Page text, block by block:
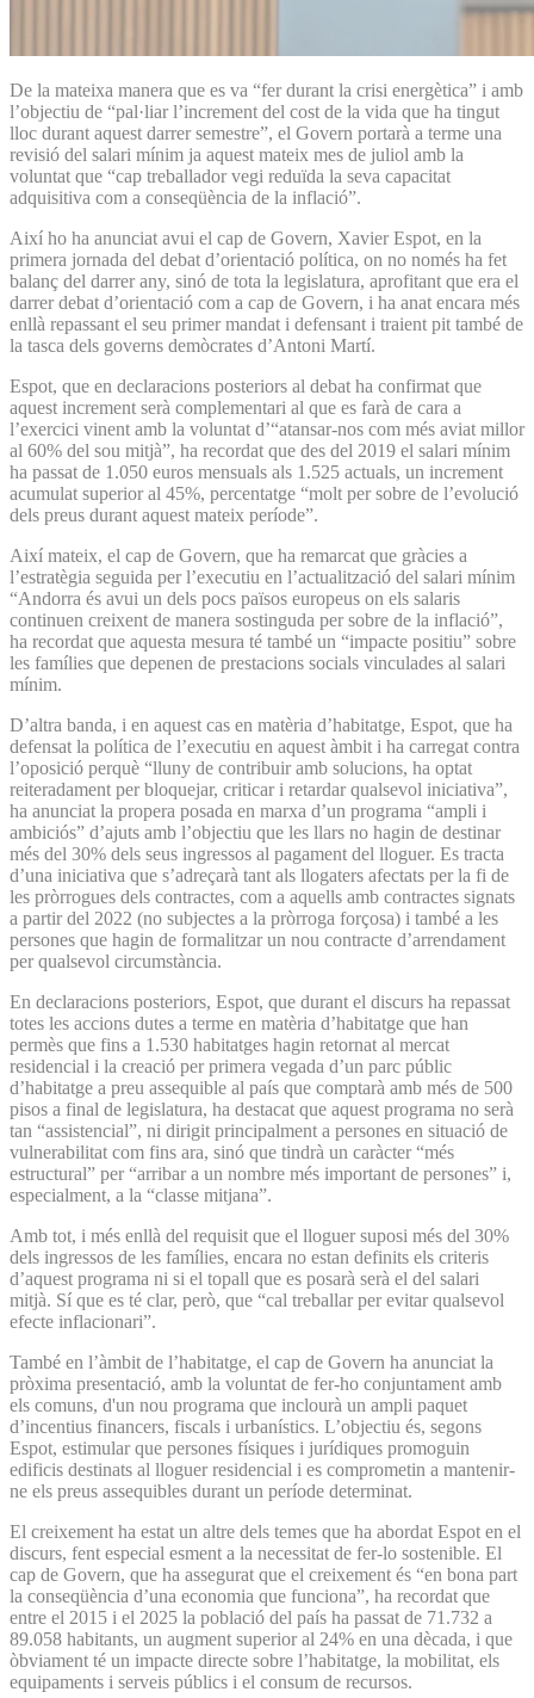
De la mateixa manera que es va “fer durant la crisi energètica” i amb
l’objectiu de “pal·liar l’increment del cost de la vida que ha tingut
lloc durant aquest darrer semestre”, el Govern portarà a terme una
revisió del salari mínim ja aquest mateix mes de juliol amb la
voluntat que “cap treballador vegi reduïda la seva capacitat
adquisitiva com a conseqüència de la inflació”.
Així ho ha anunciat avui el cap de Govern, Xavier Espot, en la
primera jornada del debat d’orientació política, on no només ha fet
balanç del darrer any, sinó de tota la legislatura, aprofitant que era el
darrer debat d’orientació com a cap de Govern, i ha anat encara més
enllà repassant el seu primer mandat i defensant i traient pit també de
la tasca dels governs demòcrates d’Antoni Martí.
Espot, que en declaracions posteriors al debat ha confirmat que
aquest increment serà complementari al que es farà de cara a
l’exercici vinent amb la voluntat d’“atansar-nos com més aviat millor
al 60% del sou mitjà”, ha recordat que des del 2019 el salari mínim
ha passat de 1.050 euros mensuals als 1.525 actuals, un increment
acumulat superior al 45%, percentatge “molt per sobre de l’evolució
dels preus durant aquest mateix període”.
Així mateix, el cap de Govern, que ha remarcat que gràcies a
l’estratègia seguida per l’executiu en l’actualització del salari mínim
“Andorra és avui un dels pocs països europeus on els salaris
continuen creixent de manera sostinguda per sobre de la inflació”,
ha recordat que aquesta mesura té també un “impacte positiu” sobre
les famílies que depenen de prestacions socials vinculades al salari
mínim.
D’altra banda, i en aquest cas en matèria d’habitatge, Espot, que ha
defensat la política de l’executiu en aquest àmbit i ha carregat contra
l’oposició perquè “lluny de contribuir amb solucions, ha optat
reiteradament per bloquejar, criticar i retardar qualsevol iniciativa”,
ha anunciat la propera posada en marxa d’un programa “ampli i
ambiciós” d’ajuts amb l’objectiu que les llars no hagin de destinar
més del 30% dels seus ingressos al pagament del lloguer. Es tracta
d’una iniciativa que s’adreçarà tant als llogaters afectats per la fi de
les pròrrogues dels contractes, com a aquells amb contractes signats
a partir del 2022 (no subjectes a la pròrroga forçosa) i també a les
persones que hagin de formalitzar un nou contracte d’arrendament
per qualsevol circumstància.
En declaracions posteriors, Espot, que durant el discurs ha repassat
totes les accions dutes a terme en matèria d’habitatge que han
permès que fins a 1.530 habitatges hagin retornat al mercat
residencial i la creació per primera vegada d’un parc públic
d’habitatge a preu assequible al país que comptarà amb més de 500
pisos a final de legislatura, ha destacat que aquest programa no serà
tan “assistencial”, ni dirigit principalment a persones en situació de
vulnerabilitat com fins ara, sinó que tindrà un caràcter “més
estructural” per “arribar a un nombre més important de persones” i,
especialment, a la “classe mitjana”.
Amb tot, i més enllà del requisit que el lloguer suposi més del 30%
dels ingressos de les famílies, encara no estan definits els criteris
d’aquest programa ni si el topall que es posarà serà el del salari
mitjà. Sí que es té clar, però, que “cal treballar per evitar qualsevol
efecte inflacionari”.
També en l’àmbit de l’habitatge, el cap de Govern ha anunciat la
pròxima presentació, amb la voluntat de fer-ho conjuntament amb
els comuns, d'un nou programa que inclourà un ampli paquet
d’incentius financers, fiscals i urbanístics. L’objectiu és, segons
Espot, estimular que persones físiques i jurídiques promoguin
edificis destinats al lloguer residencial i es comprometin a mantenir-
ne els preus assequibles durant un període determinat.
El creixement ha estat un altre dels temes que ha abordat Espot en el
discurs, fent especial esment a la necessitat de fer-lo sostenible. El
cap de Govern, que ha assegurat que el creixement és “en bona part
la conseqüència d’una economia que funciona”, ha recordat que
entre el 2015 i el 2025 la població del país ha passat de 71.732 a
89.058 habitants, un augment superior al 24% en una dècada, i que
òbviament té un impacte directe sobre l’habitatge, la mobilitat, els
equipaments i serveis públics i el consum de recursos.